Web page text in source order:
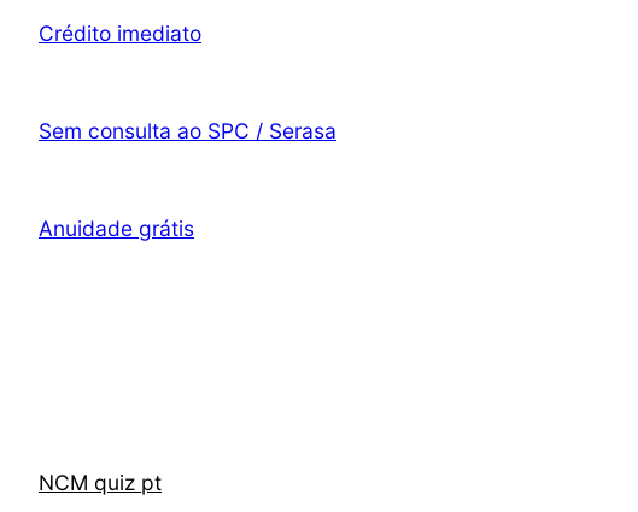
Crédito imediato
Sem consulta ao SPC / Serasa
Anuidade grátis
NCM quiz pt